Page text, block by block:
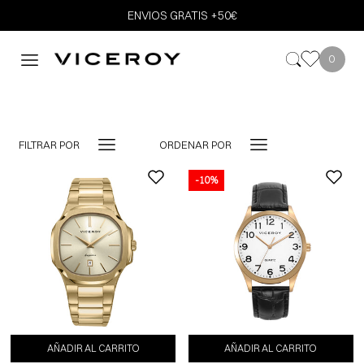
ENVIOS GRATIS +50€
0
FILTRAR POR ORDENAR POR
AÑADIR AL CARRITO AÑADIR AL CARRITO
-10%
AÑADIR AL CARRITO